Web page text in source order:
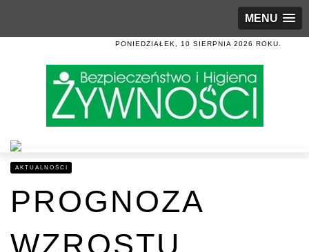
MENU
PONIEDZIAŁEK, 10 SIERPNIA 2026 ROKU.
AKTUALNOŚCI
PROGNOZA
WZROSTU